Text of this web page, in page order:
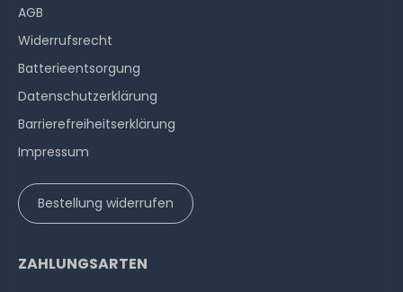
AGB
Widerrufs­recht
Batterieentsorgung
Datenschutzerklärung
Barrierefreiheitserklärung
Impressum
Bestellung widerrufen
ZAHLUNGSARTEN